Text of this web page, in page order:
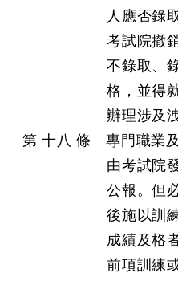
人應否錄
考試院撤
不錄取、
格，並得
辦理涉及
第 十八 條 專門職業
由考試院
公報。但
後施以訓
成績及格
前項訓練